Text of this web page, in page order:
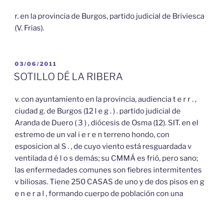
r. en la provincia de Burgos, partido judicial de Briviesca
(V. Frias).
PUBLICADO
EL
03/06/2011
SOTILLO DÉ LA RIBERA
v. con ayuntamiento en la provincia, audiencia t e r r . ,
ciudad g. de Burgos (12 l e g . ) . partido judicial de
Aranda de Duero ( 3 ) , diócesis de Osma (12). SIT. en el
estremo de un val i e r e n terreno hondo, con
esposicion al S . , de cuyo viento está resguardada v
ventilada d é l o s demás; su CMMÁ es frió, pero sano;
las enfermedades comunes son fiebres intermitentes
v biliosas. Tiene 250 CASAS de uno y de dos pisos en g
e n e r a l , formando cuerpo de población con una